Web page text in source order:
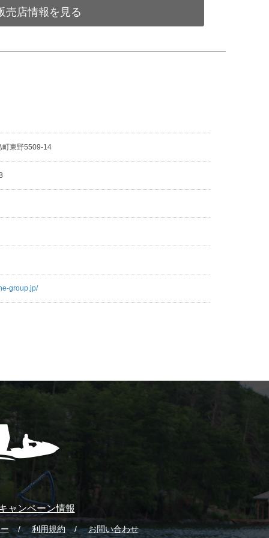
売店情報を見る
町東野5509-14
group.jp/
ャンペーン情報
利用規約 お問い合わせ